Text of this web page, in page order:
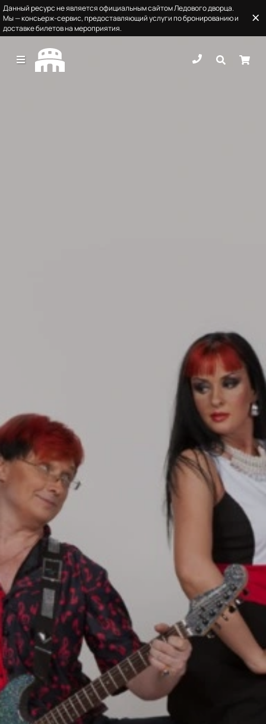
Данный ресурс не является официальным сайтом Ледового дворца.
Мы — консьерж-сервис, предоставляющий услуги по бронированию и
доставке билетов на мероприятия.